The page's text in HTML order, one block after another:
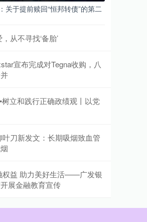
关于提前赎回“恒邦转债”的第二
从不寻找‘备胎’
宣布完成对Tegna收购，八
立和践行正确政绩观丨以党
刀新发文：长期吸烟致血管
权益 助力美好生活——广发银
展金融教育宣传